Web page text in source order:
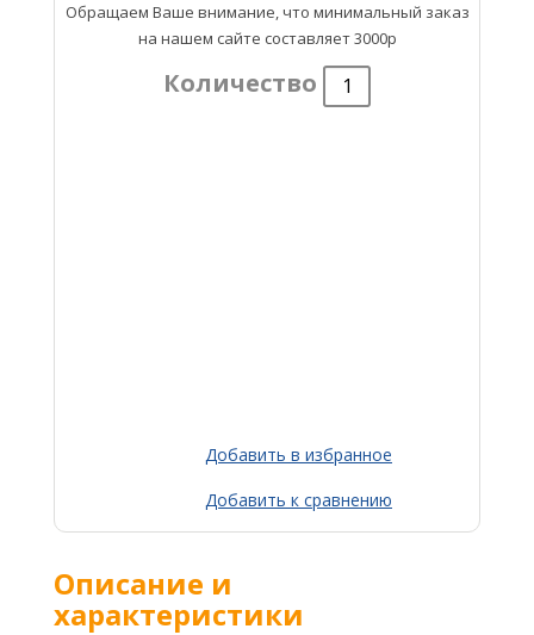
Обращаем Ваше внимание, что минимальный заказ
на нашем сайте составляет 3000р
Количество
Добавить в избранное
Добавить к сравнению
Описание и
характеристики